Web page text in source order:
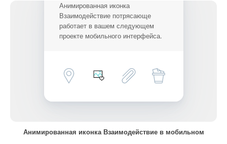
Анимированная иконка
Взаимодействие потрясающе
работает в вашем следующем
проекте мобильного интерфейса.
Анимированная иконка Взаимодействие в мобильном